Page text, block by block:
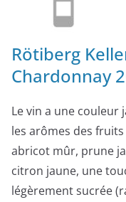
Rötiberg
Chardonnay
Le vin a une couleur
les arômes des
abricot mûr, prune
citron jaune, une
légèrement sucrée